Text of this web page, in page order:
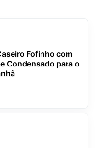
Fofinho com
Condensado para o